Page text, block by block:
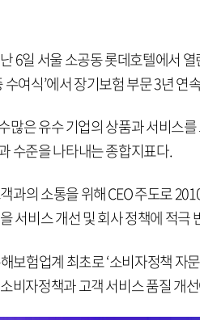
6일 서울 소공동 롯데호텔에서
수여식’에서 장기보험 부문 3년
많은 유수 기업의 상품과 서비스
수준을 나타내는 종합지표다.
과의 소통을 위해 CEO 주도로
서비스 개선 및 회사 정책에 적극
보험업계 최초로 ‘소비자정책 자
비자정책과 고객 서비스 품질 개